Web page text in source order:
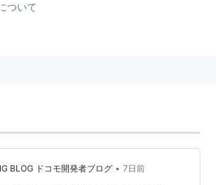
ついて
BLOG ドコモ開発者ブログ • 7日前